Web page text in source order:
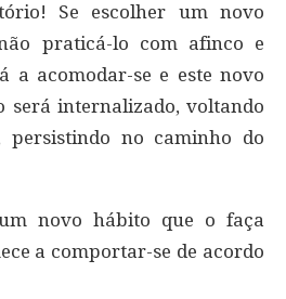
Se escolher um novo
praticá-lo com afinco e
a acomodar-se e este novo
será internalizado, voltando
persistindo no caminho do
novo hábito que o faça
a comportar-se de acordo